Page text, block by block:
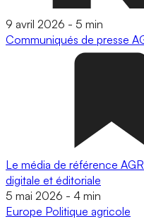
9 avril 2026 - 5 min
Communiqués de presse
Le média de référence
digitale et éditoriale
5 mai 2026 - 4 min
Europe Politique agricole